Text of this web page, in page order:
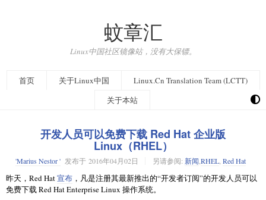
蚊章汇
Linux中国社区镜像站，没有大保镖。
首页 关于Linux中国
Linux.Cn Translation Team (LCTT)
关于本站
开发人员可以免费下载 Red Hat 企业版
Linux（RHEL）
'Marius Nestor ' 发布于 2016年04月02日 另请参阅: 新闻 RHEL Red Hat
昨天，Red Hat宣布 ，凡是注册其最新推出的“开发者订阅”的开发人员可以
免费下载 Red Hat Enterprise Linux 操作系统。